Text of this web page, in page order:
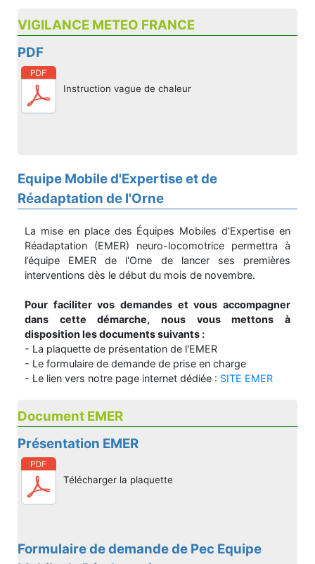
VIGILANCE METEO FRANCE
PDF
Instruction vague de chaleur
Equipe Mobile d'Expertise et de
Réadaptation de l'Orne
La mise en place des Équipes Mobiles d’Expertise en
Réadaptation (EMER) neuro-locomotrice permettra à
l’équipe EMER de l'Orne de lancer ses premières
interventions dès le début du mois de novembre.
Pour faciliter vos demandes et vous accompagner
dans cette démarche, nous vous mettons à
disposition les documents suivants :
- La plaquette de présentation de l'EMER
- Le formulaire de demande de prise en charge
- Le lien vers notre page internet dédiée : SITE EMER
Document EMER
Présentation EMER
Télécharger la plaquette
Formulaire de demande de Pec Equipe